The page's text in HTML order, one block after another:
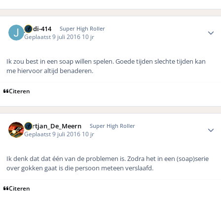
jordi-414 Super High Roller
Geplaatst9 juli 2016 10 jr
Ik zou best in een soap willen spelen. Goede tijden slechte tijden kan
me hiervoor altijd benaderen.
Citeren
Gertjan_De_Meern Super High Roller
Geplaatst9 juli 2016 10 jr
Ik denk dat dat één van de problemen is. Zodra het in een (soap)serie
over gokken gaat is die persoon meteen verslaafd.
Citeren